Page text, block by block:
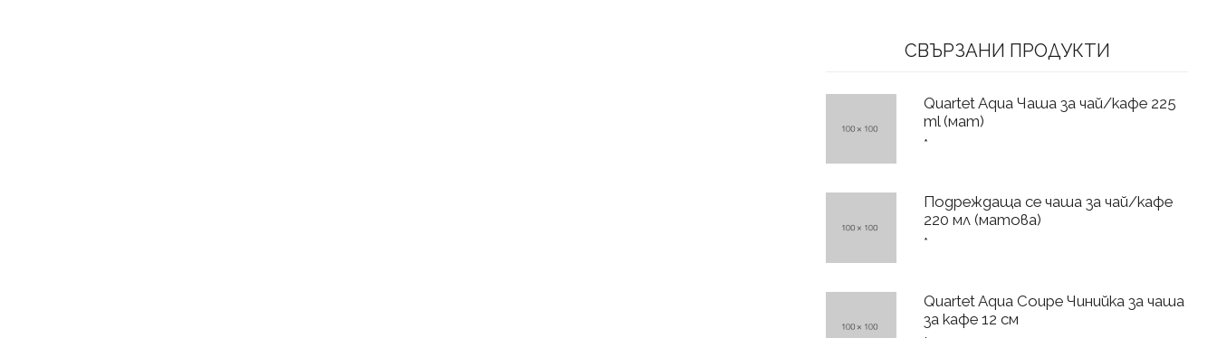
СВЪРЗАНИ ПРОДУКТИ
Quartet Aqua Чаша за чай/кафе 225
ml (мат)
*
Подреждаща се чаша за чай/кафе
220 мл (матова)
*
Quartet Aqua Coupe Чинийка за чаша
за кафе 12 см